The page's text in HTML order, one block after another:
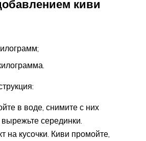
киви
в воде, снимите с них
серединки.
на кусочки. Киви промойте,